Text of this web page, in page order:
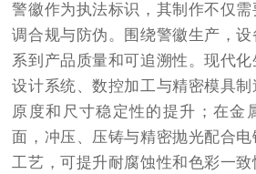
警徽作为执法标识，其制作不仅
调合规与防伪。围绕警徽生产，
系到产品质量和可追溯性。现代
设计系统、数控加工与精密模具
原度和尺寸稳定性的提升；在金
面，冲压、压铸与精密抛光配合
工艺，可提升耐腐蚀性和色彩一